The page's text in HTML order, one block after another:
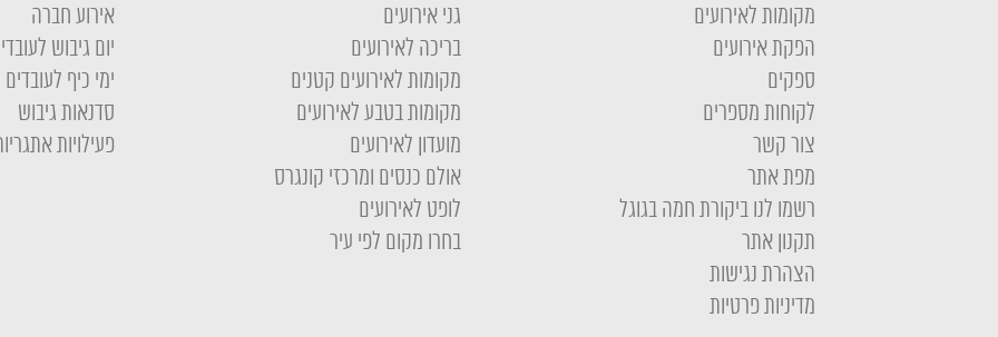
מקומות לאירועים
הפקת אירועים
ספקים
לקוחות מספרים
צור קשר
מפת אתר
רשמו לנו ביקורת חמה בגוגל
תקנון אתר
הצהרת נגישות
מדיניות פרטיות
גני אירועים
בריכה לאירועים
מקומות לאירועים קטנים
מקומות בטבע לאירועים
מועדון לאירועים
אולם כנסים ומרכזי קונגרס
לופט לאירועים
בחרו מקום לפי עיר
אירוע חברה
יום גיבוש
ימי כיף לעובדים
סדנאות גיבוש
פעילויות